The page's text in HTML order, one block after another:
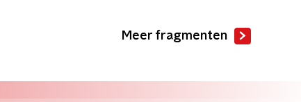
Meer fragmenten